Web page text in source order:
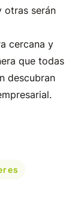
otras serán
cercana y
que todas
descubran